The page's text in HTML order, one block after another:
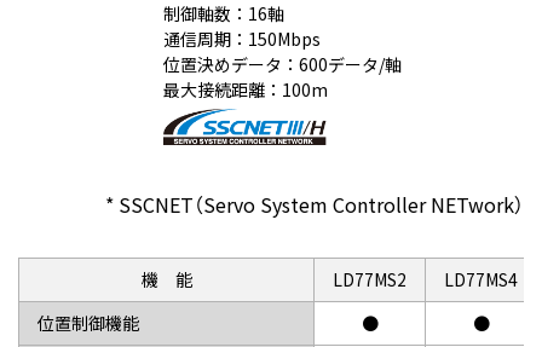
制御軸数：16軸
通信周期：150Mbps
位置決めデータ：600データ/軸
最大接続距離：100m
* SSCNET（Servo System Controller NETwork）
機 能 LD77MS2
LD77MS4
位置制御機能
●
●